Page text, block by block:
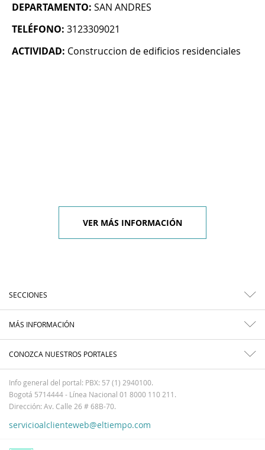
DEPARTAMENTO: SAN ANDRES
TELÉFONO: 3123309021
ACTIVIDAD: Construccion de edificios residenciales
VER MÁS INFORMACIÓN
SECCIONES
MÁS INFORMACIÓN
CONOZCA NUESTROS PORTALES
Info general del portal: PBX: 57 (1) 2940100.
Bogotá 5714444 - Línea Nacional 01 8000 110 211.
Dirección: Av. Calle 26 # 68B-70.
servicioalclienteweb@eltiempo.com